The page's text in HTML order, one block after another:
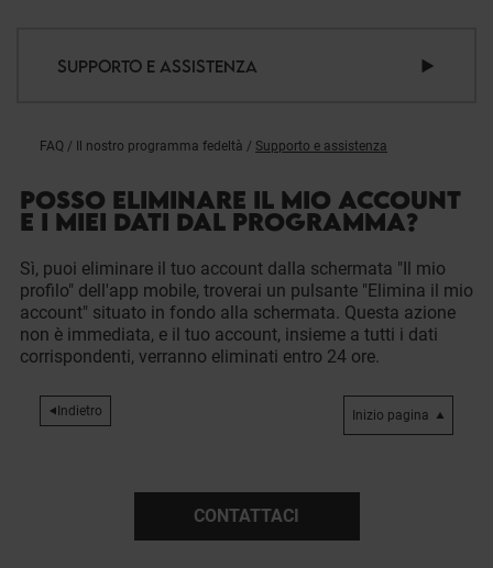
SUPPORTO E ASSISTENZA
FAQ / Il nostro programma fedeltà / Supporto e assistenza
POSSO ELIMINARE IL MIO ACCOUNT
E I MIEI DATI DAL PROGRAMMA?
Sì, puoi eliminare il tuo account dalla schermata "Il mio
profilo" dell'app mobile, troverai un pulsante "Elimina il mio
account" situato in fondo alla schermata. Questa azione
non è immediata, e il tuo account, insieme a tutti i dati
corrispondenti, verranno eliminati entro 24 ore.
Indietro Inizio pagina
CONTATTACI